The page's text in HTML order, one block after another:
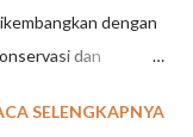
dengan
dan
lokasi
SELENGKAPNYA